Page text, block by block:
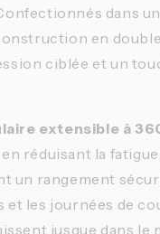
dans
en
ciblée et un
extensible à
réduisant la fatigue
un rangement
les journées de
jusque dans le